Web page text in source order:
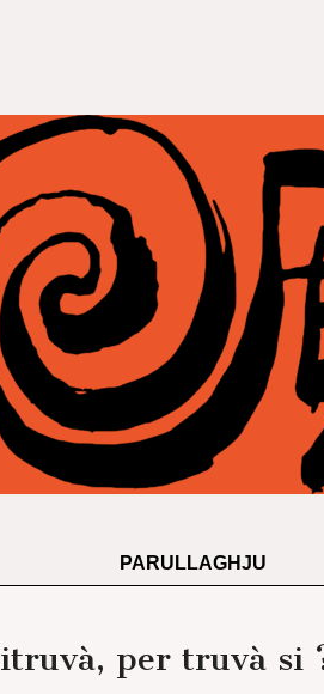
PARULLAGHJU
per truvà si